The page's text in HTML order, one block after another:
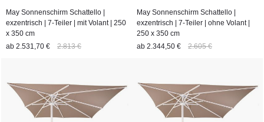
May Sonnenschirm Schattello |
exzentrisch | 7-Teiler | mit Volant | 250
x 350 cm
ab 2.531,70 € 2.813 €
May Sonnenschirm Schattello |
exzentrisch | 7-Teiler | ohne Volant |
250 x 350 cm
ab 2.344,50 € 2.605 €